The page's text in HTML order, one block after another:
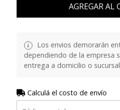
AGREGAR AL
Los envios demorarán
dependiendo de la empresa
entrega a domicilio o
Calculá el costo de envío